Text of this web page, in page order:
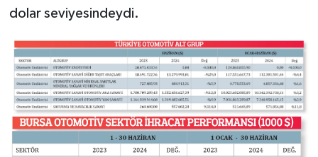
dolar seviyesindeydi.